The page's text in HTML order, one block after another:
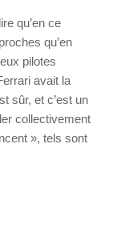
qu’en ce
qu’en
pilotes
avait la
sûr, et c’est un
collectivement
», tels sont